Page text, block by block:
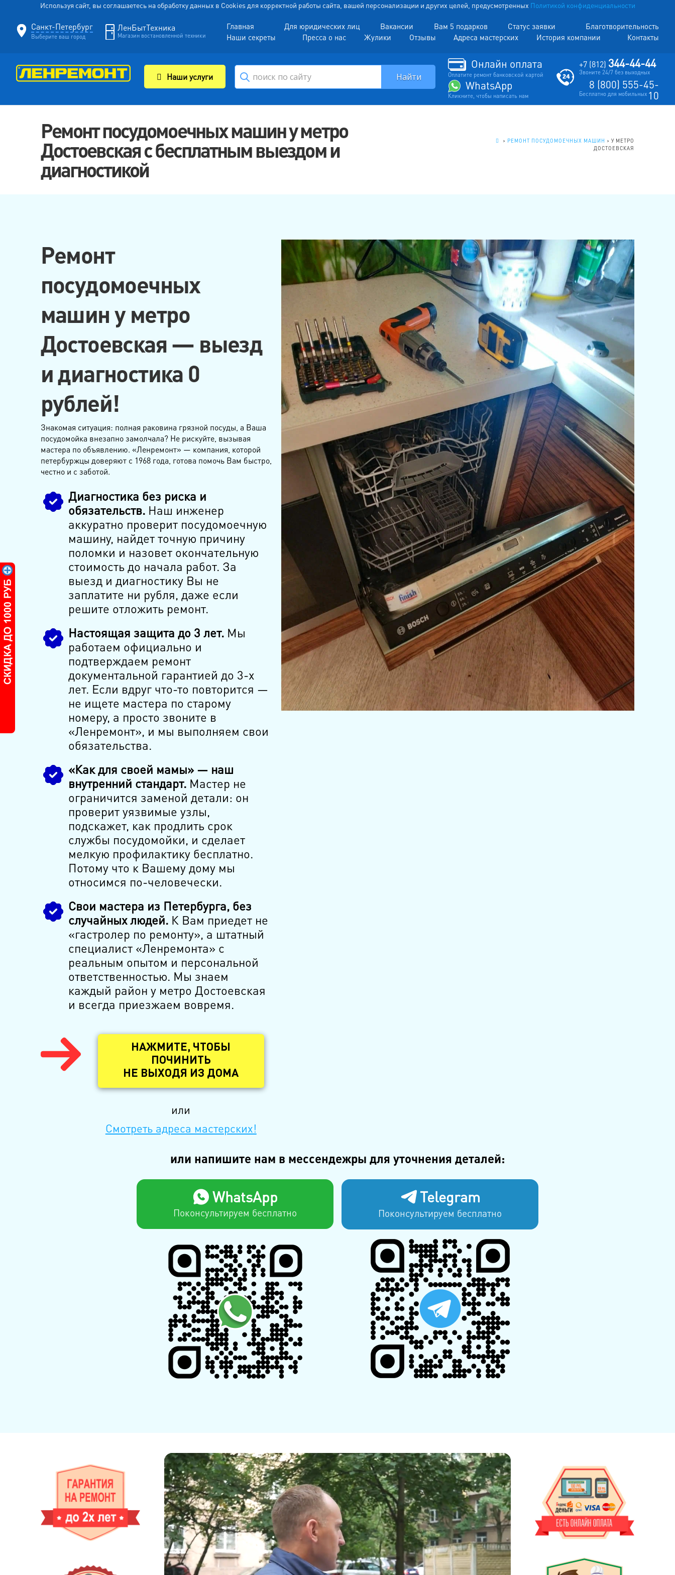
Используя сайт, вы соглашаетесь на обработку данных в Cookies для корректной работы сайта, вашей персонализации и других целей, предусмотренных Политикой конфиденциальности
Санкт-Петербург
Выберите ваш город
ЛенБытТехника
Магазин востановленной техники
Главная Для юридических лиц Вакансии Вам 5 подарков Статус заявки
Благотворительность
Наши секреты
Пресса о нас Жулики Отзывы Адреса мастерских История компании Контакты
Наши услуги
Онлайн оплата
Оплатите ремонт банковской картой
WhatsApp
Кликните, чтобы написать нам
+7 (812) 344-44-44
Звоните 24/7 без выходных
8 (800) 555-45-
10
Бесплатно для мобильных
Ремонт посудомоечных машин у метро
Достоевская с бесплатным выездом и
диагностикой
> РЕМОНТ ПОСУДОМОЕЧНЫХ МАШИН > У МЕТРО
ДОСТОЕВСКАЯ
Ремонт
посудомоечных
машин у метро
Достоевская — выезд
и диагностика 0
рублей!
Знакомая ситуация: полная раковина грязной посуды, а Ваша
посудомойка внезапно замолчала? Не рискуйте, вызывая
мастера по объявлению. «Ленремонт» — компания, которой
петербуржцы доверяют с 1968 года, готова помочь Вам быстро,
честно и с заботой.
Диагностика без риска и
обязательств.Наш инженер
аккуратно проверит посудомоечную
машину, найдет точную причину
поломки и назовет окончательную
стоимость до начала работ. За
выезд и диагностику Вы не
заплатите ни рубля, даже если
решите отложить ремонт.
Настоящая защита до 3 лет.Мы
работаем официально и
подтверждаем ремонт
документальной гарантией до 3-х
лет. Если вдруг что-то повторится —
не ищете мастера по старому
номеру, а просто звоните в
«Ленремонт», и мы выполняем свои
обязательства.
«Как для своей мамы» — наш
внутренний стандарт.Мастер не
ограничится заменой детали: он
проверит уязвимые узлы,
подскажет, как продлить срок
службы посудомойки, и сделает
мелкую профилактику бесплатно.
Потому что к Вашему дому мы
относимся по-человечески.
Свои мастера из Петербурга, без
случайных людей.К Вам приедет не
«гастролер по ремонту», а штатный
специалист «Ленремонта» с
реальным опытом и персональной
ответственностью. Мы знаем
каждый район у метро Достоевская
и всегда приезжаем вовремя.
НАЖМИТЕ, ЧТОБЫ
ПОЧИНИТЬ
НЕ ВЫХОДЯ ИЗ ДОМА
или
Смотреть адреса мастерских!
или напишите нам в мессендежры для уточнения деталей:
WhatsApp
Поконсультируем бесплатно
Telegram
Поконсультируем бесплатно